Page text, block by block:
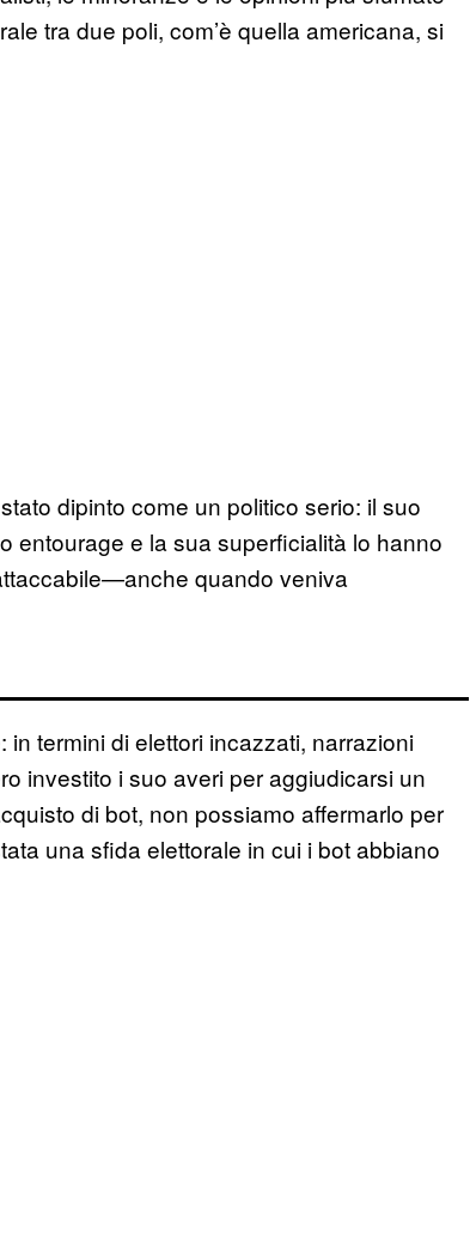
tra due poli, com’è quella americana, si
dipinto come un politico serio: il suo
entourage e la sua superficialità lo hanno
quando veniva
termini di elettori incazzati, narrazioni
investito i suo averi per aggiudicarsi un
di bot, non possiamo affermarlo per
una sfida elettorale in cui i bot abbiano